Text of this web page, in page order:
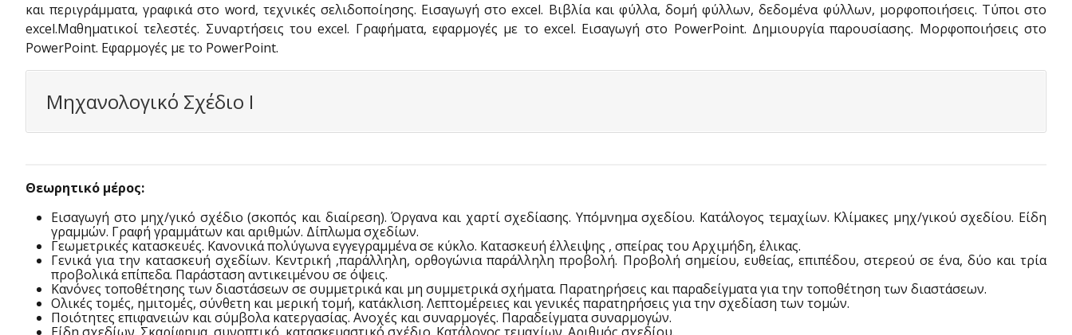
και περιγράμματα, γραφικά στο word, τεχνικές σελιδοποίησης. Εισαγωγή στο excel. Βιβλία και φύλλα, δομή φύλλων, δεδομένα φύλλων, μορφοποιήσεις. Τύποι στο
excel.Μαθηματικοί τελεστές. Συναρτήσεις του excel. Γραφήματα, εφαρμογές με το excel. Εισαγωγή στο PowerPoint. Δημιουργία παρουσίασης. Μορφοποιήσεις στο
PowerPoint. Εφαρμογές με το PowerPoint.
Μηχανολογικό Σχέδιο Ι
Θεωρητικό μέρος:
Εισαγωγή στο μηχ/γικό σχέδιο (σκοπός και διαίρεση). Όργανα και χαρτί σχεδίασης. Υπόμνημα σχεδίου. Κατάλογος τεμαχίων. Κλίμακες μηχ/γικού σχεδίου. Είδη
γραμμών. Γραφή γραμμάτων και αριθμών. Δίπλωμα σχεδίων.
Γεωμετρικές κατασκευές. Κανονικά πολύγωνα εγγεγραμμένα σε κύκλο. Κατασκευή έλλειψης , σπείρας του Αρχιμήδη, έλικας.
Γενικά για την κατασκευή σχεδίων. Κεντρική ,παράλληλη, ορθογώνια παράλληλη προβολή. Προβολή σημείου, ευθείας, επιπέδου, στερεού σε ένα, δύο και τρία
προβολικά επίπεδα. Παράσταση αντικειμένου σε όψεις.
Κανόνες τοποθέτησης των διαστάσεων σε συμμετρικά και μη συμμετρικά σχήματα. Παρατηρήσεις και παραδείγματα για την τοποθέτηση των διαστάσεων.
Ολικές τομές, ημιτομές, σύνθετη και μερική τομή, κατάκλιση. Λεπτομέρειες και γενικές παρατηρήσεις για την σχεδίαση των τομών.
Ποιότητες επιφανειών και σύμβολα κατεργασίας. Ανοχές και συναρμογές. Παραδείγματα συναρμογών.
Είδη σχεδίων. Σκαρίφημα, συνοπτικό, κατασκευαστικό σχέδιο. Κατάλογος τεμαχίων. Αριθμός σχεδίου.